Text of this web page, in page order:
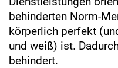
behinderten Norm-
körperlich perfekt
und weiß) ist.
behindert.